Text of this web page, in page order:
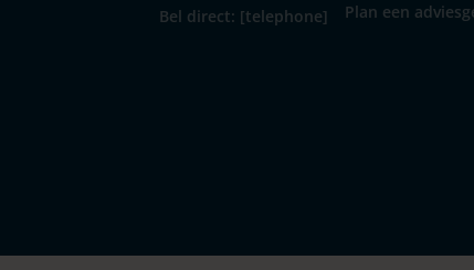
Bel direct: [telephone] Plan een